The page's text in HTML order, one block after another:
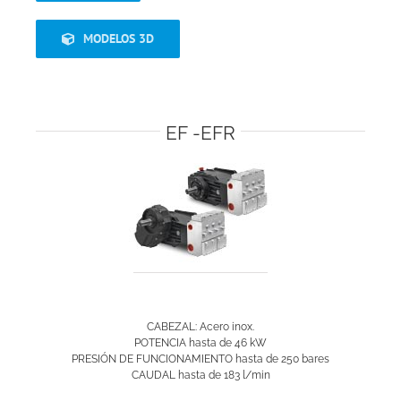
MODELOS 3D
EF -EFR
CABEZAL: Acero inox.
POTENCIA hasta de 46 kW
PRESIÓN DE FUNCIONAMIENTO hasta de 250 bares
CAUDAL hasta de 183 l/min